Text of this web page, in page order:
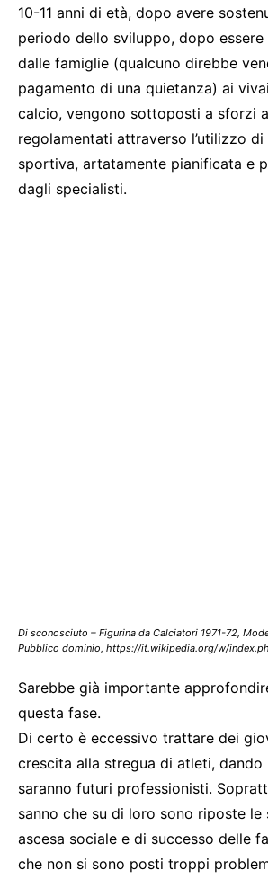
10-11 anni di età, dopo avere
periodo dello sviluppo, dopo
dalle famiglie (qualcuno direbbe
pagamento di una quietanza) ai
calcio, vengono sottoposti a sforzi
regolamentati attraverso l’utilizzo di
sportiva, artatamente pianificata e
dagli specialisti.
Di sconosciuto – Figurina da Calciatori 1971-72,
Pubblico dominio, https://it.wikipedia.org/w/
Sarebbe già importante
questa fase.
Di certo è eccessivo trattare dei
crescita alla stregua di atleti,
saranno futuri professionisti.
sanno che su di loro sono riposte le
ascesa sociale e di successo delle
che non si sono posti troppi